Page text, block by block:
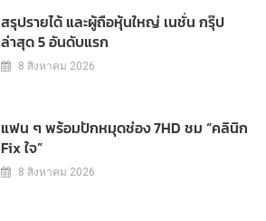
สรุปรายได้ และผู้ถือหุ้นใหญ่ เนชั่น กรุ๊ป
ล่าสุด 5 อันดับแรก
8 สิงหาคม 2026
แฟน ๆ พร้อมปักหมุดช่อง 7HD ชม “คลินิก
Fix ใจ”
8 สิงหาคม 2026